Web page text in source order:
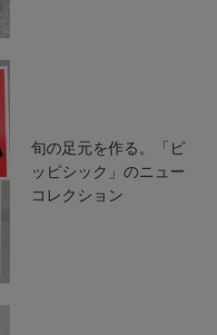
旬の足元を作る。「ピ
ッピシック」のニュー
コレクション